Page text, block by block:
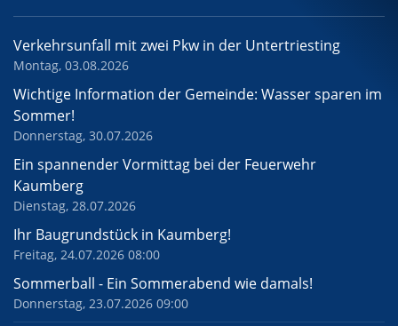
Verkehrsunfall mit zwei Pkw in der Untertriesting
Montag, 03.08.2026
Wichtige Information der Gemeinde: Wasser sparen im
Sommer!
Donnerstag, 30.07.2026
Ein spannender Vormittag bei der Feuerwehr
Kaumberg
Dienstag, 28.07.2026
Ihr Baugrundstück in Kaumberg!
Freitag, 24.07.2026 08:00
Sommerball - Ein Sommerabend wie damals!
Donnerstag, 23.07.2026 09:00